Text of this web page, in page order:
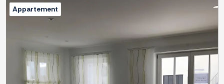
Appartement